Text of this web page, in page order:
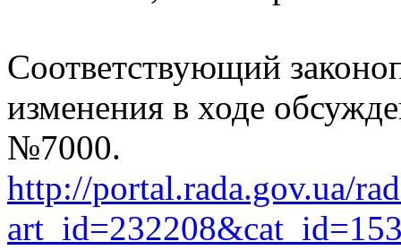
Соответствующий
изменения в ходе
№7000.
http://portal.rada.gov.ua/